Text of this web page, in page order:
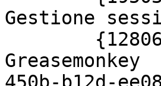
Gestione
Greasemonkey